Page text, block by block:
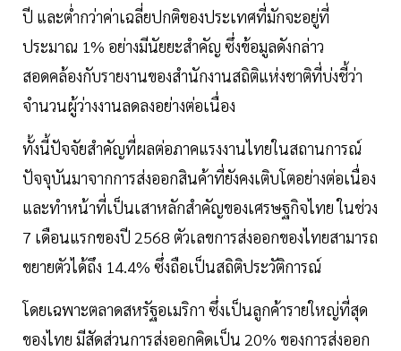
ปี และต่ำกว่าค่าเฉลี่ยปกติของประเทศที่มักจะอยู่ที่
ประมาณ 1% อย่างมีนัยยะสำคัญ ซึ่งข้อมูลดังกล่าว
สอดคล้องกับรายงานของสำนักงานสถิติแห่งชาติที่บ่งชี้ว่า
จำนวนผู้ว่างงานลดลงอย่างต่อเนื่อง
ทั้งนี้ปัจจัยสำคัญที่ผลต่อภาคแรงงานไทยในสถานการณ์
ปัจจุบันมาจากการส่งออกสินค้าที่ยังคงเติบโตอย่างต่อเนื่อง
และทำหน้าที่เป็นเสาหลักสำคัญของเศรษฐกิจไทย ในช่วง
7 เดือนแรกของปี 2568 ตัวเลขการส่งออกของไทยสามารถ
ขยายตัวได้ถึง 14.4% ซึ่งถือเป็นสถิติประวัติการณ์
โดยเฉพาะตลาดสหรัฐอเมริกา ซึ่งเป็นลูกค้ารายใหญ่ที่สุด
ของไทย มีสัดส่วนการส่งออกคิดเป็น 20% ของการส่งออก